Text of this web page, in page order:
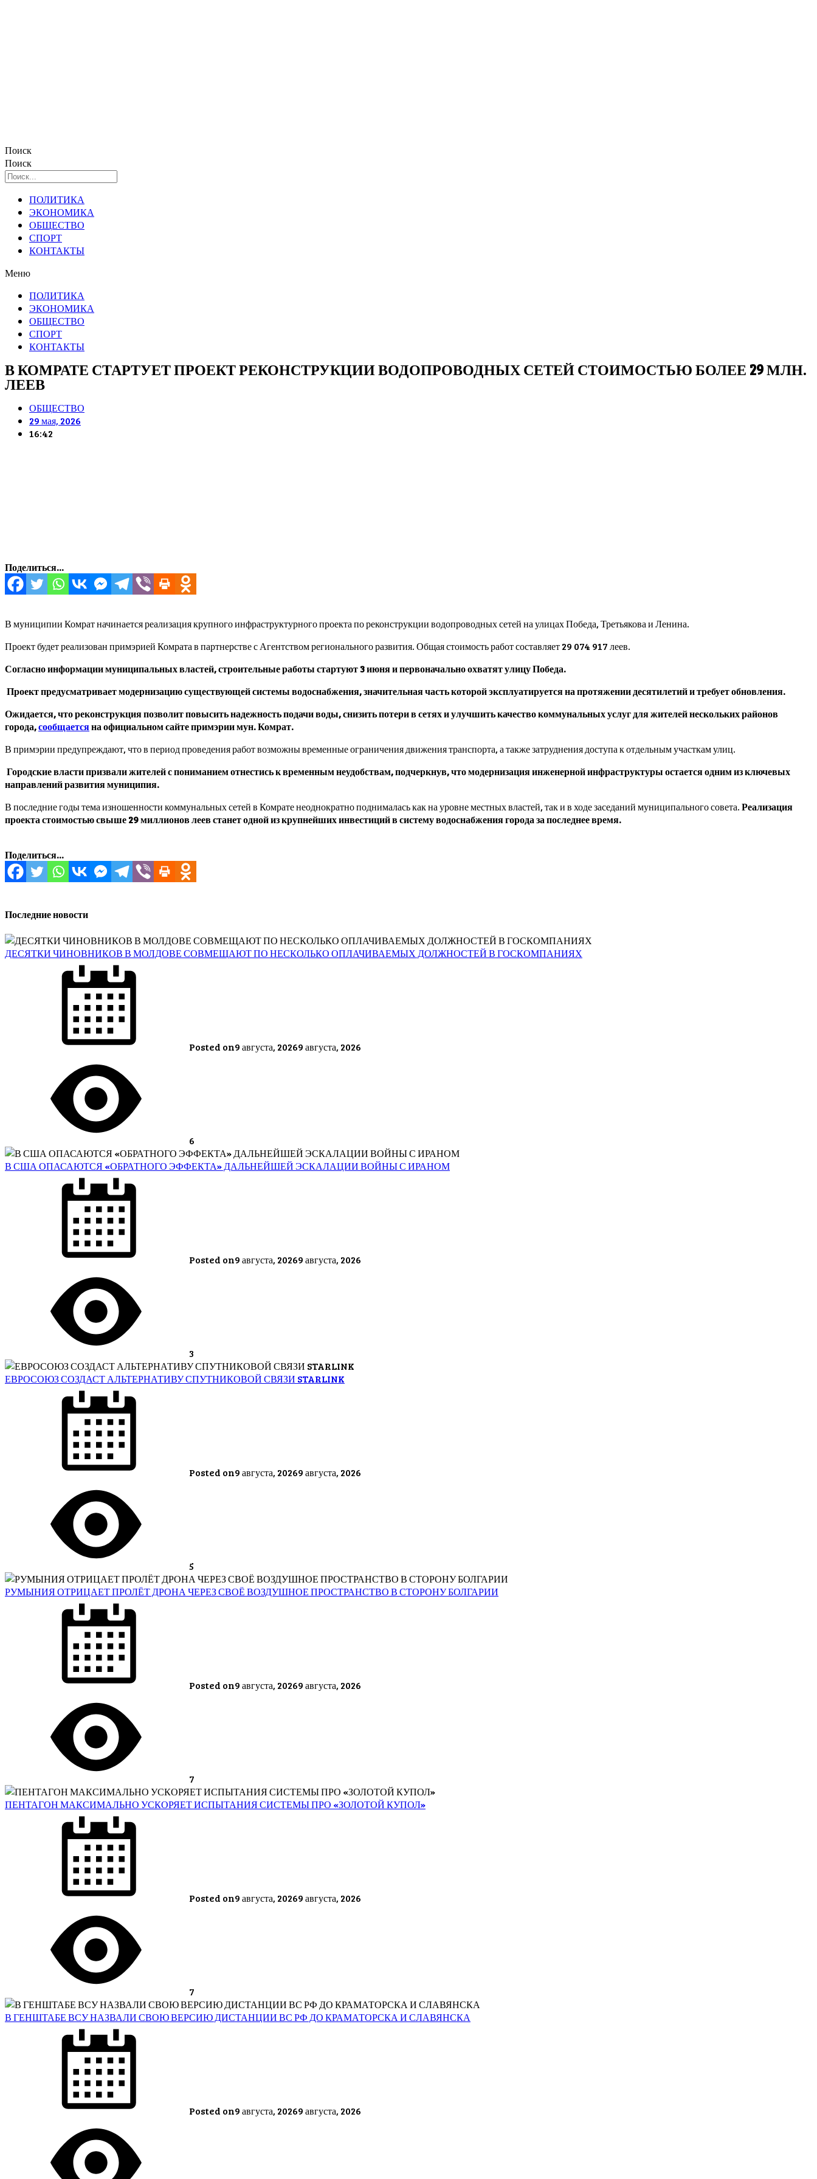
Поиск
Поиск
ПОЛИТИКА
ЭКОНОМИКА
ОБЩЕСТВО
СПОРТ
КОНТАКТЫ
Меню
ПОЛИТИКА
ЭКОНОМИКА
ОБЩЕСТВО
СПОРТ
КОНТАКТЫ
В КОМРАТЕ СТАРТУЕТ ПРОЕКТ РЕКОНСТРУКЦИИ ВОДОПРОВОДНЫХ СЕТЕЙ СТОИМОСТЬЮ БОЛЕЕ 29 МЛН.
ЛЕЕВ
ОБЩЕСТВО
29 мая, 2026
16:42
Поделиться...
В муниципии Комрат начинается реализация крупного инфраструктурного проекта по реконструкции водопроводных сетей на улицах Победа, Третьякова и Ленина.
Проект будет реализован примэрией Комрата в партнерстве с Агентством регионального развития. Общая стоимость работ составляет 29 074 917 леев.
Согласно информации муниципальных властей, строительные работы стартуют 3 июня и первоначально охватят улицу Победа.
Проект предусматривает модернизацию существующей системы водоснабжения, значительная часть которой эксплуатируется на протяжении десятилетий и требует обновления.
Ожидается, что реконструкция позволит повысить надежность подачи воды, снизить потери в сетях и улучшить качество коммунальных услуг для жителей нескольких районов
города,сообщаетсяна официальном сайте примэрии мун. Комрат.
В примэрии предупреждают, что в период проведения работ возможны временные ограничения движения транспорта, а также затруднения доступа к отдельным участкам улиц.
Городские власти призвали жителей с пониманием отнестись к временным неудобствам, подчеркнув, что модернизация инженерной инфраструктуры остается одним из ключевых
направлений развития муниципия.
В последние годы тема изношенности коммунальных сетей в Комрате неоднократно поднималась как на уровне местных властей, так и в ходе заседаний муниципального совета.Реализация
проекта стоимостью свыше 29 миллионов леев станет одной из крупнейших инвестиций в систему водоснабжения города за последнее время.
Поделиться...
Последние новости
ДЕСЯТКИ ЧИНОВНИКОВ В МОЛДОВЕ СОВМЕЩАЮТ ПО НЕСКОЛЬКО ОПЛАЧИВАЕМЫХ ДОЛЖНОСТЕЙ В ГОСКОМПАНИЯХ
Posted on9 августа, 20269 августа, 2026
6
В США ОПАСАЮТСЯ «ОБРАТНОГО ЭФФЕКТА» ДАЛЬНЕЙШЕЙ ЭСКАЛАЦИИ ВОЙНЫ С ИРАНОМ
Posted on9 августа, 20269 августа, 2026
3
ЕВРОСОЮЗ СОЗДАСТ АЛЬТЕРНАТИВУ СПУТНИКОВОЙ СВЯЗИ STARLINK
Posted on9 августа, 20269 августа, 2026
5
РУМЫНИЯ ОТРИЦАЕТ ПРОЛЁТ ДРОНА ЧЕРЕЗ СВОЁ ВОЗДУШНОЕ ПРОСТРАНСТВО В СТОРОНУ БОЛГАРИИ
Posted on9 августа, 20269 августа, 2026
7
ПЕНТАГОН МАКСИМАЛЬНО УСКОРЯЕТ ИСПЫТАНИЯ СИСТЕМЫ ПРО «ЗОЛОТОЙ КУПОЛ»
Posted on9 августа, 20269 августа, 2026
7
В ГЕНШТАБЕ ВСУ НАЗВАЛИ СВОЮ ВЕРСИЮ ДИСТАНЦИИ ВС РФ ДО КРАМАТОРСКА И СЛАВЯНСКА
Posted on9 августа, 20269 августа, 2026